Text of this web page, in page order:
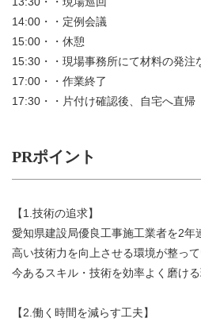
14:00・・定例会議
15:00・・休憩
15:30・・現場事務所にて材料の発注
17:00・・作業終了
17:30・・片付け確認後、自宅へ直帰
PRポイント
【1.技術の追求】
愛知県建設局優良工事施工業者を2年
高い技術力を向上させる環境が整っ
今あるスキル・技術を効率よく磨ける
【2.働く時間を減らす工夫】